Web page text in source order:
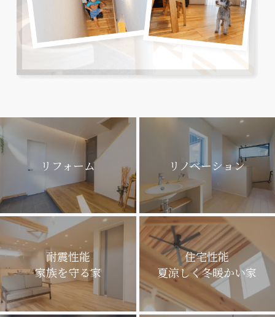
リフォーム リノベーション
耐震性能
家族を守る家
住宅性能
夏涼しく冬暖かい家